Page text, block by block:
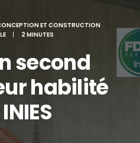
ET CONSTRUCTION
| 2 MINUTES
second
habilité